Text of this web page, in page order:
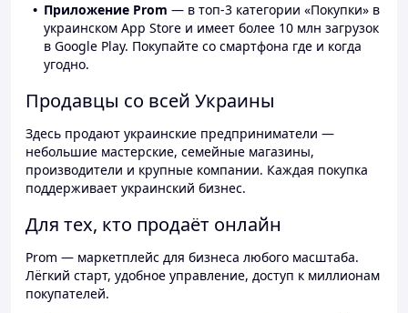
Приложение Prom — в топ-3 категории «Покупки» в
украинском App Store и имеет более 10 млн загрузок
в Google Play. Покупайте со смартфона где и когда
угодно.
Продавцы со всей Украины
Здесь продают украинские предприниматели —
небольшие мастерские, семейные магазины,
производители и крупные компании. Каждая покупка
поддерживает украинский бизнес.
Для тех, кто продаёт онлайн
Prom — маркетплейс для бизнеса любого масштаба.
Лёгкий старт, удобное управление, доступ к миллионам
покупателей.